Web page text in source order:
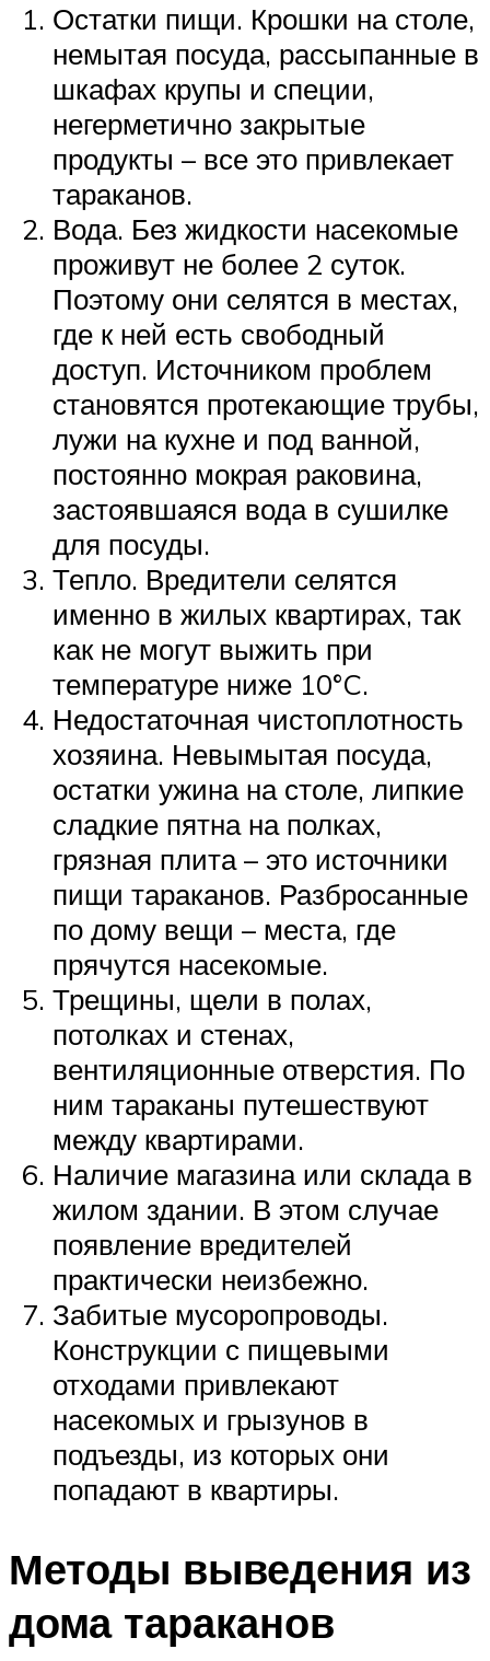
Остатки пищи. Крошки на столе,
немытая посуда, рассыпанные в
шкафах крупы и специи,
негерметично закрытые
продукты – все это привлекает
тараканов.
Вода. Без жидкости насекомые
проживут не более 2 суток.
Поэтому они селятся в местах,
где к ней есть свободный
доступ. Источником проблем
становятся протекающие трубы,
лужи на кухне и под ванной,
постоянно мокрая раковина,
застоявшаяся вода в сушилке
для посуды.
Тепло. Вредители селятся
именно в жилых квартирах, так
как не могут выжить при
температуре ниже 10°C.
Недостаточная чистоплотность
хозяина. Невымытая посуда,
остатки ужина на столе, липкие
сладкие пятна на полках,
грязная плита – это источники
пищи тараканов. Разбросанные
по дому вещи – места, где
прячутся насекомые.
Трещины, щели в полах,
потолках и стенах,
вентиляционные отверстия. По
ним тараканы путешествуют
между квартирами.
Наличие магазина или склада в
жилом здании. В этом случае
появление вредителей
практически неизбежно.
Забитые мусоропроводы.
Конструкции с пищевыми
отходами привлекают
насекомых и грызунов в
подъезды, из которых они
попадают в квартиры.
Методы выведения из
дома тараканов